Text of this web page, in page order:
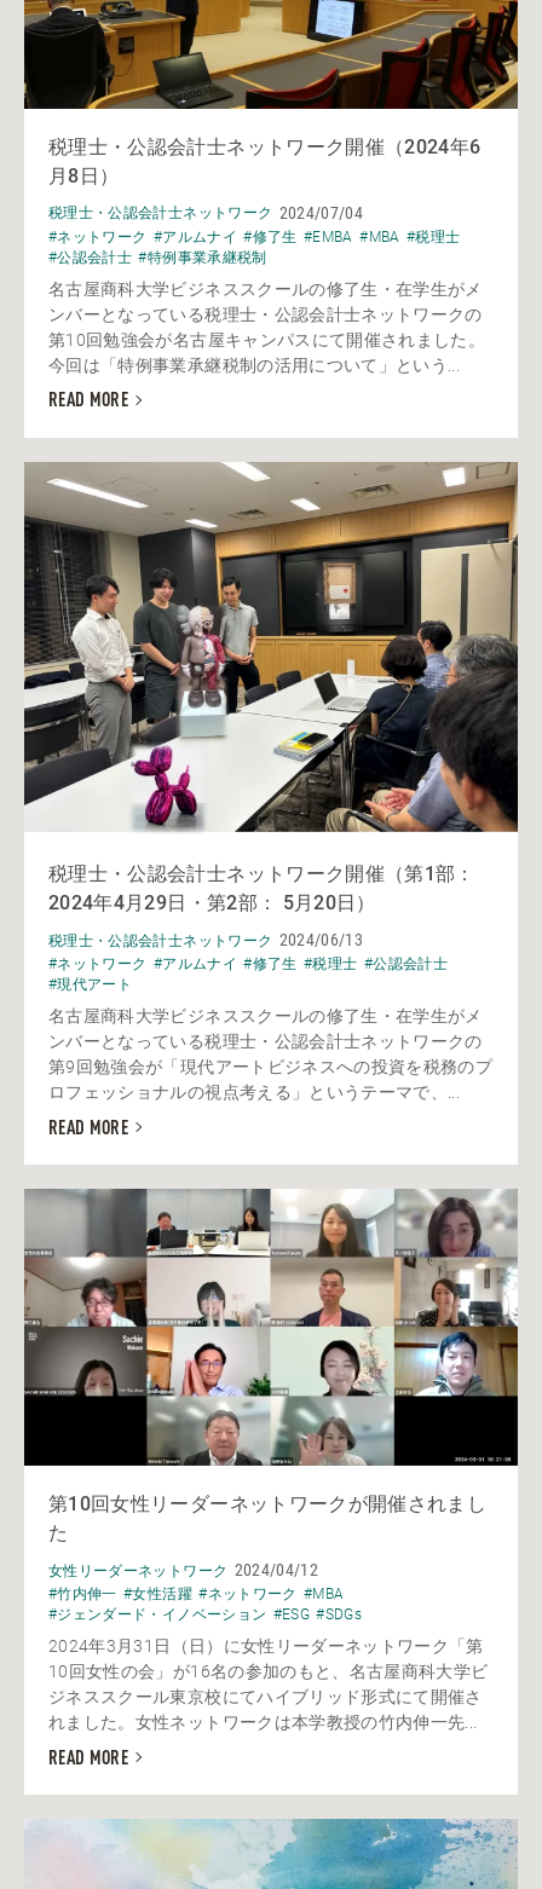
税理士・公認会計士ネットワーク開催（2024年6
月8日）
税理士・公認会計士ネットワーク 2024/07/04
#ネットワーク #アルムナイ #修了生 #EMBA #MBA #税理士
#公認会計士 #特例事業承継税制
名古屋商科大学ビジネススクールの修了生・在学生がメ
ンバーとなっている税理士・公認会計士ネットワークの
第10回勉強会が名古屋キャンパスにて開催されました。
今回は「特例事業承継税制の活用について」という...
READ MORE
税理士・公認会計士ネットワーク開催（第1部：
2024年4月29日・第2部： 5月20日）
税理士・公認会計士ネットワーク 2024/06/13
#ネットワーク #アルムナイ #修了生 #税理士 #公認会計士
#現代アート
名古屋商科大学ビジネススクールの修了生・在学生がメ
ンバーとなっている税理士・公認会計士ネットワークの
第9回勉強会が「現代アートビジネスへの投資を税務のプ
ロフェッショナルの視点考える」というテーマで、...
READ MORE
第10回女性リーダーネットワークが開催されまし
た
女性リーダーネットワーク 2024/04/12
#竹内伸一 #女性活躍 #ネットワーク #MBA
#ジェンダード・イノベーション #ESG #SDGs
2024年3月31日（日）に女性リーダーネットワーク「第
10回女性の会」が16名の参加のもと、名古屋商科大学ビ
ジネススクール東京校にてハイブリッド形式にて開催さ
れました。女性ネットワークは本学教授の竹内伸一先...
READ MORE